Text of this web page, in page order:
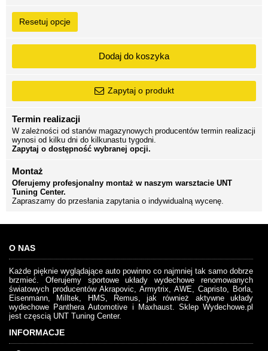
Resetuj opcje
Dodaj do koszyka
Zapytaj o produkt
Termin realizacji
W zależności od stanów magazynowych producentów termin realizacji
wynosi od kilku dni do kilkunastu tygodni.
Zapytaj o dostępność wybranej opcji.
Montaż
Oferujemy profesjonalny montaż w naszym warsztacie UNT
Tuning Center.
Zapraszamy do przesłania zapytania o indywidualną wycenę.
O NAS
Każde pięknie wyglądające auto powinno co najmniej tak samo dobrze
brzmieć. Oferujemy sportowe układy wydechowe renomowanych
światowych producentów Akrapovic, Armytrix, AWE, Capristo, Borla,
Eisenmann, Milltek, HMS, Remus, jak również aktywne układy
wydechowe Panthera Automotive i Maxhaust. Sklep Wydechowe.pl
jest częscią UNT Tuning Center.
INFORMACJE